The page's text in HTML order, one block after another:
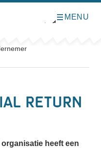
O
u
MENU
Return
heeft een